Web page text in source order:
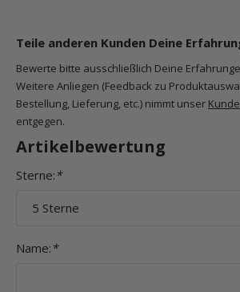
Teile anderen Kunden Deine
Bewerte bitte ausschließlich Deine
Weitere Anliegen (Feedback zu
Bestellung, Lieferung, etc.) nimmt unser
entgegen.
Artikelbewertung
Sterne: *
Name: *